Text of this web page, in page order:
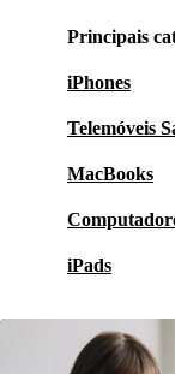
Principais
iPhones
Telemóveis
MacBooks
iPads